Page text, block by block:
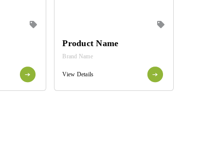
Product Name
Brand Name
View Details